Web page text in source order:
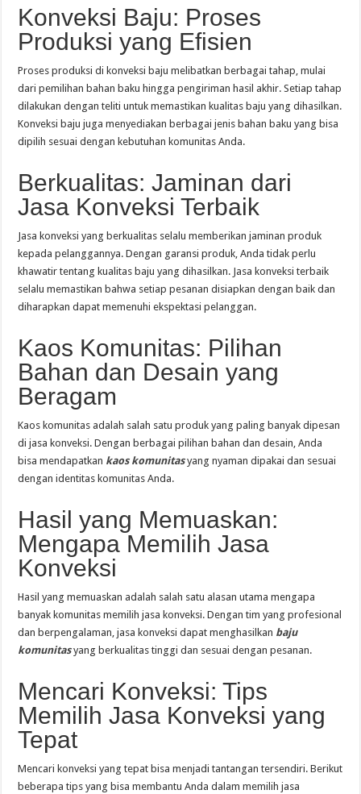
Konveksi Baju: Proses
Produksi yang Efisien
Proses produksi di konveksi baju melibatkan berbagai tahap, mulai
dari pemilihan bahan baku hingga pengiriman hasil akhir. Setiap tahap
dilakukan dengan teliti untuk memastikan kualitas baju yang dihasilkan.
Konveksi baju juga menyediakan berbagai jenis bahan baku yang bisa
dipilih sesuai dengan kebutuhan komunitas Anda.
Berkualitas: Jaminan dari
Jasa Konveksi Terbaik
Jasa konveksi yang berkualitas selalu memberikan jaminan produk
kepada pelanggannya. Dengan garansi produk, Anda tidak perlu
khawatir tentang kualitas baju yang dihasilkan. Jasa konveksi terbaik
selalu memastikan bahwa setiap pesanan disiapkan dengan baik dan
diharapkan dapat memenuhi ekspektasi pelanggan.
Kaos Komunitas: Pilihan
Bahan dan Desain yang
Beragam
Kaos komunitas adalah salah satu produk yang paling banyak dipesan
di jasa konveksi. Dengan berbagai pilihan bahan dan desain, Anda
bisa mendapatkan kaos komunitasyang nyaman dipakai dan sesuai
dengan identitas komunitas Anda.
Hasil yang Memuaskan:
Mengapa Memilih Jasa
Konveksi
Hasil yang memuaskan adalah salah satu alasan utama mengapa
banyak komunitas memilih jasa konveksi. Dengan tim yang profesional
dan berpengalaman, jasa konveksi dapat menghasilkan baju
komunitasyang berkualitas tinggi dan sesuai dengan pesanan.
Mencari Konveksi: Tips
Memilih Jasa Konveksi yang
Tepat
Mencari konveksi yang tepat bisa menjadi tantangan tersendiri. Berikut
beberapa tips yang bisa membantu Anda dalam memilih jasa